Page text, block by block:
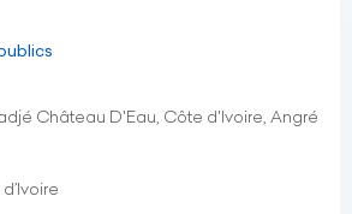
Château D'Eau, Côte d'Ivoire, Angré